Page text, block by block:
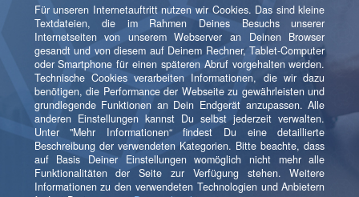
offline zu evaluieren. Das beste Maß für diese
Evaluierung hängt dabei vom jeweiligen
Anwendungsfall ab. Häufig ist die Genauigkeit der
resultierenden Empfehlungsliste von Interesse. Zu den
wichtigsten Maßen hierfür gehören Precision und
Recall. Precision gibt den Anteil der für den User
relevanten empfohlenen Items an (Beispiel: Anteil der
Produkte, die nach einer Empfehlung gekauft wurden),
gemittelt über alle User. Recall gibt an, wie viele der
für den User relevanten Items ausgewählt wurden.